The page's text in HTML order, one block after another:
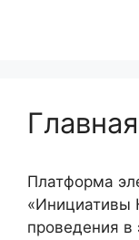
Главная
Платформа
«Инициативы
проведения в